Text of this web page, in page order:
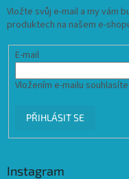
Vložte svůj e-mail a my vám
produktech na našem e-
E-mail
Vložením e-mailu
PŘIHLÁSIT SE
Instagram